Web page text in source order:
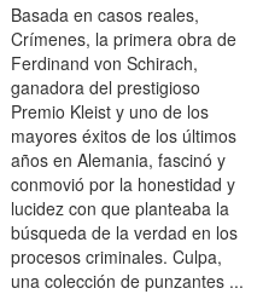
Basada en casos reales,
Crímenes, la primera obra de
Ferdinand von Schirach,
ganadora del prestigioso
Premio Kleist y uno de los
mayores éxitos de los últimos
años en Alemania, fascinó y
conmovió por la honestidad y
lucidez con que planteaba la
búsqueda de la verdad en los
procesos criminales. Culpa,
una colección de punzantes ...